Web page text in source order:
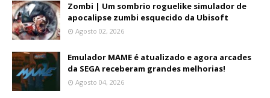
Zombi | Um sombrio roguelike simulador de
apocalipse zumbi esquecido da Ubisoft
Agosto 02, 2026
Emulador MAME é atualizado e agora arcades
da SEGA receberam grandes melhorias!
Agosto 04, 2026